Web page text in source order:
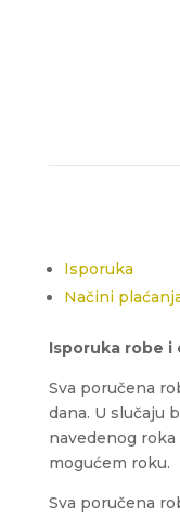
Isporuka
Načini
Isporuka robe i
Sva poručena
dana. U slučaju
navedenog
mogućem roku.
Sva poručena